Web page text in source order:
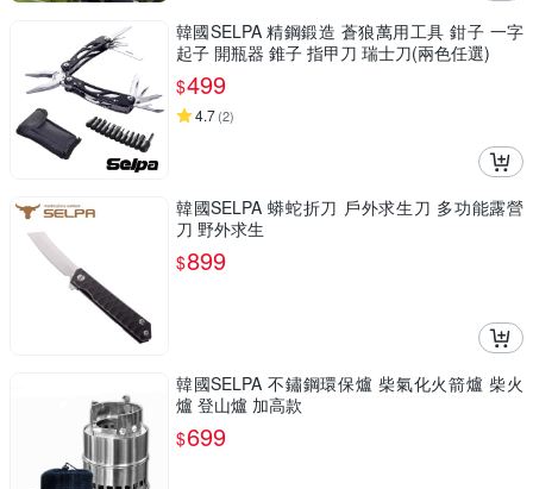
韓國SELPA 精鋼鍛造 蒼狼萬用工具 鉗子 一字
起子 開瓶器 錐子 指甲刀 瑞士刀(兩色任選)
$499
4.7(2)
韓國SELPA 蟒蛇折刀 戶外求生刀 多功能露營
刀 野外求生
$899
韓國SELPA 不鏽鋼環保爐 柴氣化火箭爐 柴火
爐 登山爐 加高款
$699